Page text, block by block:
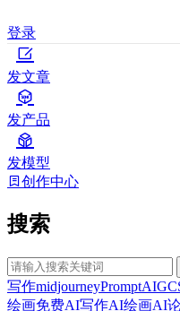
登录
发文章
发产品
发模型
创作中心
搜索
写作midjourneyPromptAIGC
绘画免费AI写作AI绘画AI